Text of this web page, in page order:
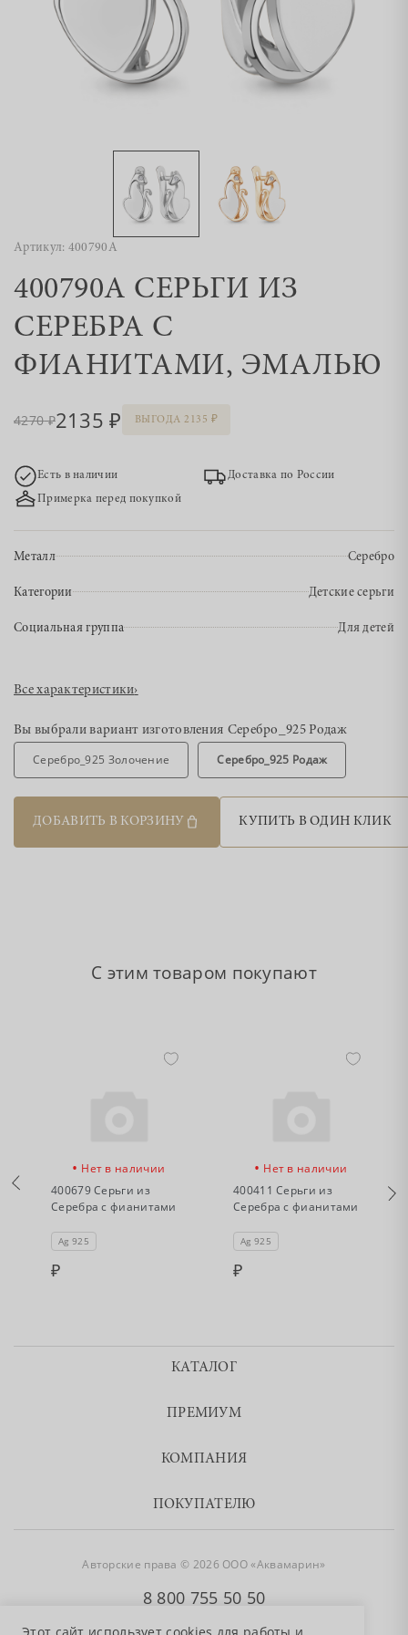
Артикул: 400790А
400790А СЕРЬГИ ИЗ
СЕРЕБРА С
ФИАНИТАМИ, ЭМАЛЬЮ
4270 2135 ВЫГОДА 2135
Есть в наличии
Доставка по России
Примерка перед покупкой
Металл Серебро
Категории Детские серьги
Социальная группа Для детей
Все характеристики›
Вы выбрали вариант изготовления Серебро_925 Родаж
Серебро_925 Золочение Серебро_925 Родаж
ДОБАВИТЬ В КОРЗИНУ КУПИТЬ В ОДИН КЛИК
С этим товаром покупают
• Нет в наличии
400679 Серьги из
Серебра с фианитами
Ag 925
• Нет в наличии
400411 Серьги из
Серебра с фианитами
Ag 925
КАТАЛОГ
ПРЕМИУМ
КОМПАНИЯ
ПОКУПАТЕЛЮ
Авторские права © 2026 ООО «Аквамарин»
8 800 755 50 50